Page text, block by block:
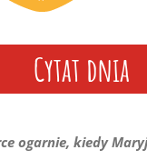
Cytat dnia
ogarnie, kiedy